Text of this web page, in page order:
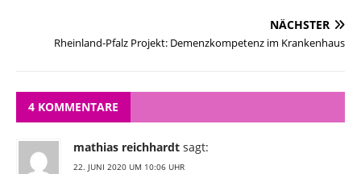
NÄCHSTER
Rheinland-Pfalz Projekt: Demenzkompetenz im Krankenhaus
4 KOMMENTARE
mathias reichhardt sagt:
22. JUNI 2020 UM 10:06 UHR